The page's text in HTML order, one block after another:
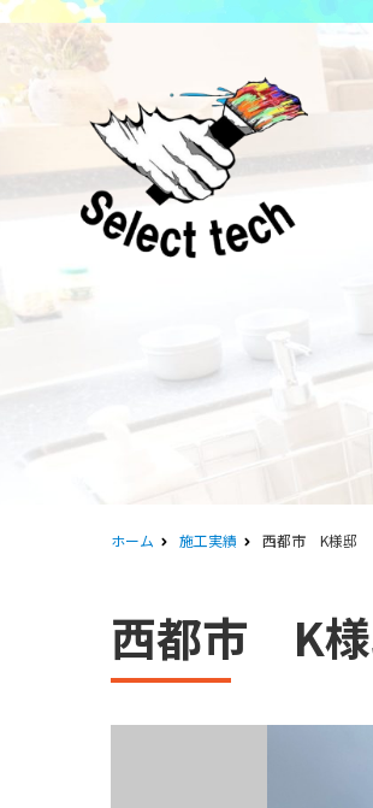
ホーム 施工実績 西都市 K様邸
西都市 K